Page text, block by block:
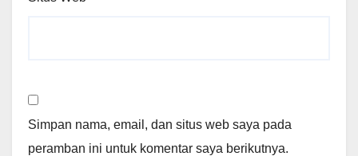
Simpan nama, email, dan situs web saya pada
peramban ini untuk komentar saya berikutnya.